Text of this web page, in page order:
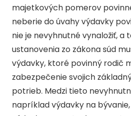
majetkových pomerov
neberie do úvahy výdavky
nie je nevyhnutné vynaložiť,
ustanovenia zo zákona súd
výdavky, ktoré povinný rodič
zabezpečenie svojich
potrieb. Medzi tieto
napríklad výdavky na